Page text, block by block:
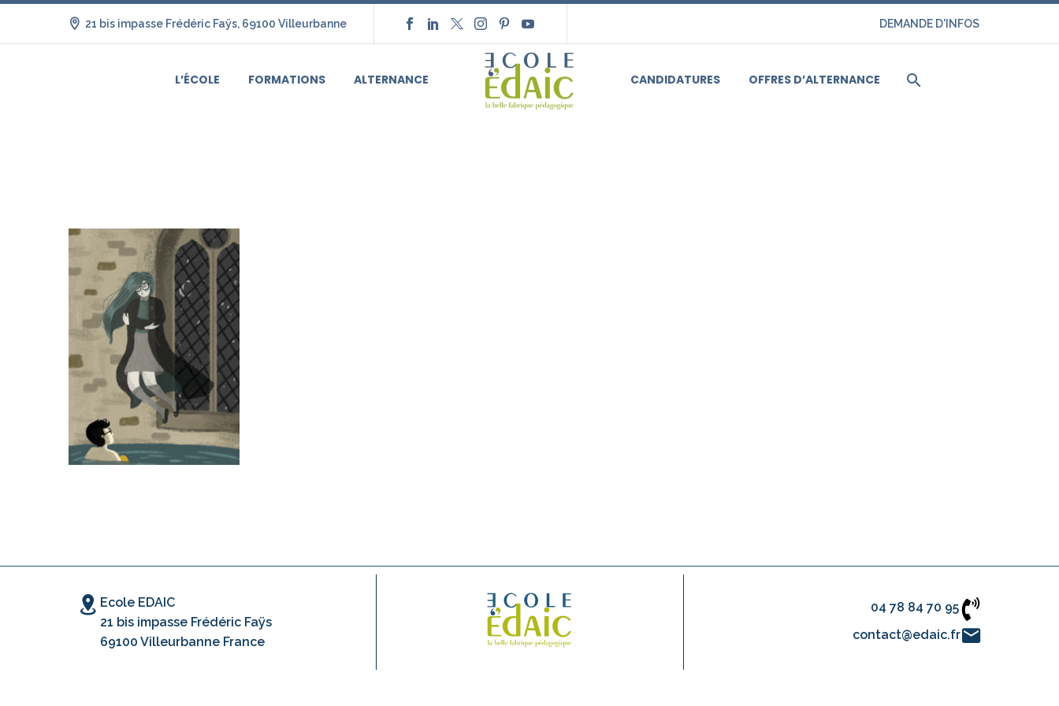
21 bis impasse Frédéric Faÿs, 69100 Villeurbanne DEMANDE D'INFOS
L’ÉCOLE FORMATIONS ALTERNANCE CANDIDATURES OFFRES D’ALTERNANCE
Ecole EDAIC
21 bis impasse Frédéric Faÿs
69100 Villeurbanne France
04 78 84 70 95
contact@edaic.fr